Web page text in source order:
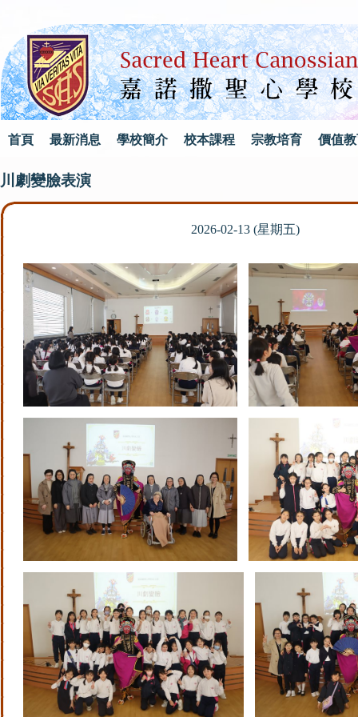
首頁 最新消息 學校簡介 校本課程 宗教培育 價值
川劇變臉表演
2026-02-13 (星期五)